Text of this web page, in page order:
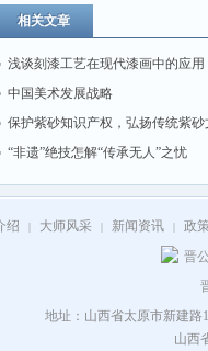
相关文章
浅谈刻漆工艺在现代漆画中的应用
中国美术发展战略
保护紫砂知识产权，弘扬传统紫砂
“非遗”绝技怎解“传承无人”之忧
绍 | 大师风采 | 新闻资讯 |
政
晋
地址：山西省太原市新建路
山西